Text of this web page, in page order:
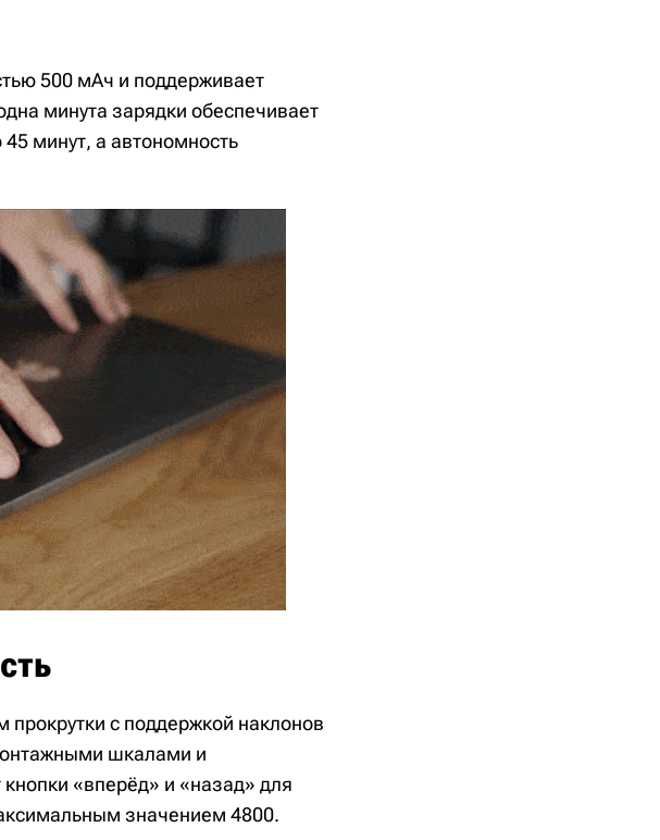
500 мАч и поддерживает
минута зарядки обеспечивает
минут, а автономность
с поддержкой наклонов
шкалами и
«вперёд» и «назад» для
значением 4800.